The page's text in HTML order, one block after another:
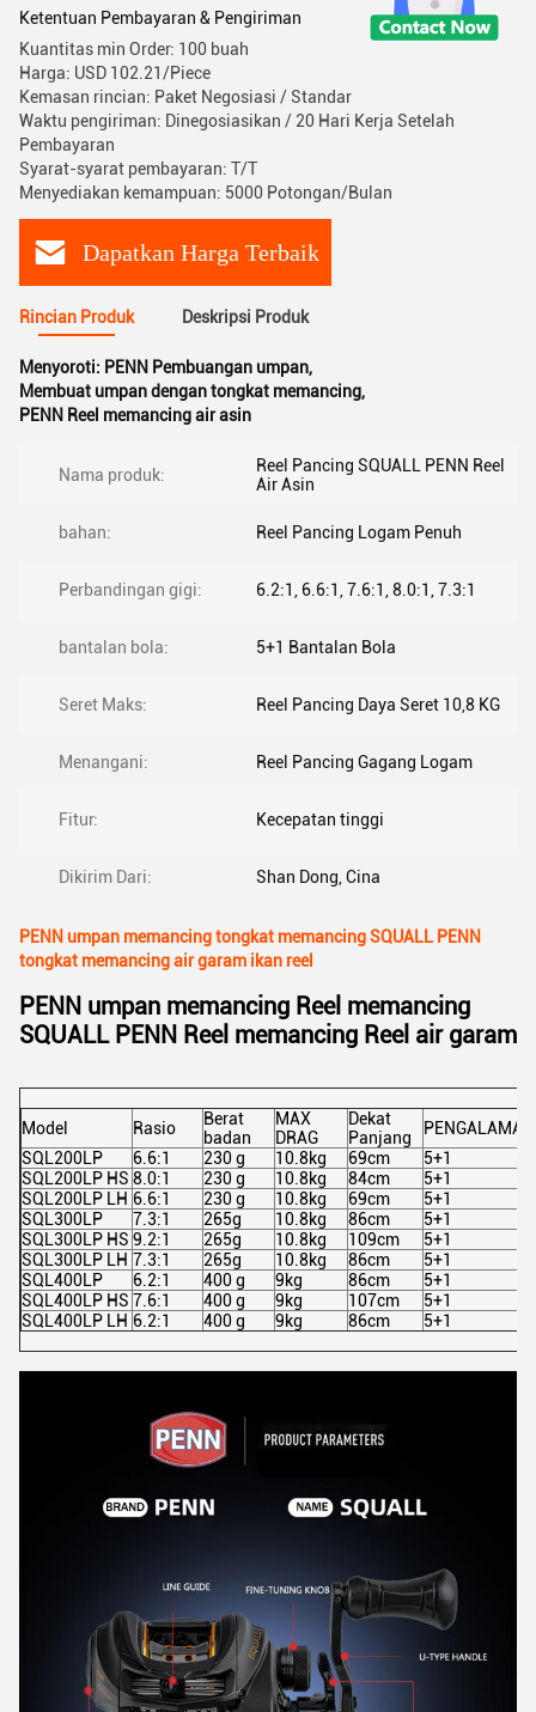
Ketentuan Pembayaran & Pengiriman
Kuantitas min Order: 100 buah
Harga: USD 102.21/Piece
Kemasan rincian: Paket Negosiasi / Standar
Waktu pengiriman: Dinegosiasikan / 20 Hari Kerja Setelah
Pembayaran
Syarat-syarat pembayaran: T/T
Menyediakan kemampuan: 5000 Potongan/Bulan
Dapatkan Harga Terbaik
Rincian Produk Deskripsi Produk
Menyoroti: PENN Pembuangan umpan,
Membuat umpan dengan tongkat memancing,
PENN Reel memancing air asin
Nama produk:
Reel Pancing SQUALL PENN Reel
Air Asin
bahan: Reel Pancing Logam Penuh
Perbandingan gigi: 6.2:1, 6.6:1, 7.6:1, 8.0:1, 7.3:1
bantalan bola: 5+1 Bantalan Bola
Seret Maks: Reel Pancing Daya Seret 10,8 KG
Menangani: Reel Pancing Gagang Logam
Fitur: Kecepatan tinggi
Dikirim Dari: Shan Dong, Cina
PENN umpan memancing tongkat memancing SQUALL PENN
tongkat memancing air garam ikan reel
PENN umpan memancing Reel memancing
SQUALL PENN Reel memancing Reel air garam
Model Rasio
Berat
badan
MAX
DRAG
Dekat
Panjang
PENGALAMAN
SQL200LP
6.6:1 230 g 10.8kg 69cm
5+1
SQL200LP HS 8.0:1 230 g 10.8kg 84cm
5+1
SQL200LP LH 6.6:1 230 g 10.8kg 69cm
5+1
SQL300LP
7.3:1 265g 10.8kg 86cm
5+1
SQL300LP HS 9.2:1 265g 10.8kg 109cm
5+1
SQL300LP LH 7.3:1 265g 10.8kg 86cm
5+1
SQL400LP
6.2:1 400 g 9kg 86cm
5+1
SQL400LP HS 7.6:1 400 g 9kg 107cm
5+1
SQL400LP LH 6.2:1 400 g 9kg 86cm 5+1